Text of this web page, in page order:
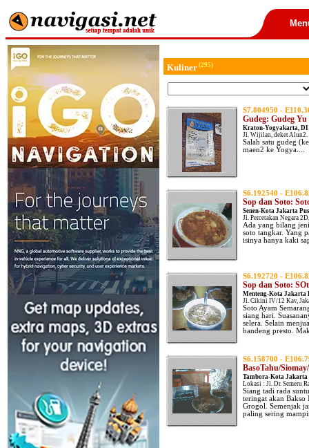
Kuliner (295)
S7.804950 -
Gudeg: Gudeg
Kraton-Yogyakarta,
Jl. Wijilan, deket Alun2.
Salah satu gudeg
maen2 ke Yogya....
S6.192540 -
Sop dan Soto:
Senen-Kota Jakarta
Jl. Percetakan Negara
Ada yang bilang
soto tangkar. Yang
isinya hanya kaki
S6.192720 -
Sop dan Soto:
Menteng-Kota Jakarta
Jl. Cikini IV/12 Kav,
Soto Ayam
siang hari.
selera. Selain
bandeng presto.
S6.158700 -
BasoTahu/
Tambora-Kota
Lokasi : Jl. Dr. Semeru
Siang tadi rada
teringat akan Bakso
Grogol. Semenjak
paling sering